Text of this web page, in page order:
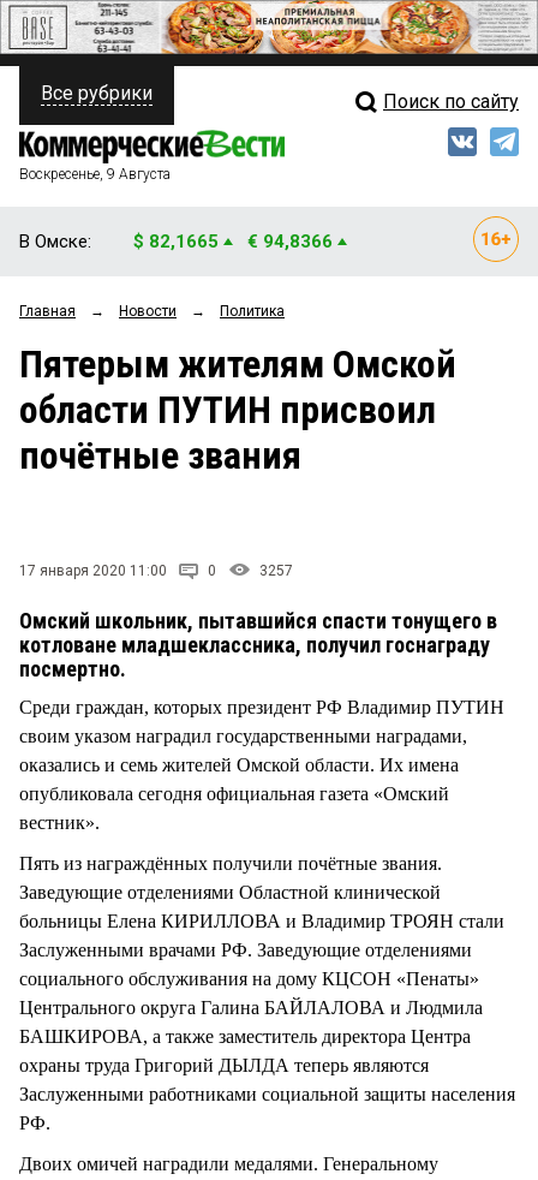
ПОЛИТИКА
ФИНАНСЫ
ОБЩЕСТВО
ЗАКОН
Свежий выпуск
Рейтинги
Блоги
Все рубрики Поиск по сайту
Воскресенье, 9 Августа
В Омске: $ 82,1665 € 94,8366
Главная → Новости → Политика
Пятерым жителям Омской
области ПУТИН присвоил
почётные звания
17 января 2020 11:00 0 3257
Омский школьник, пытавшийся спасти тонущего в
котловане младшеклассника, получил госнаграду
посмертно.
Среди граждан, которых президент РФ Владимир ПУТИН
своим указом наградил государственными наградами,
оказались и семь жителей Омской области. Их имена
опубликовала сегодня официальная газета «Омский
вестник».
Пять из награждённых получили почётные звания.
Заведующие отделениями Областной клинической
больницы Елена КИРИЛЛОВА и Владимир ТРОЯН стали
Заслуженными врачами РФ. Заведующие отделениями
социального обслуживания на дому КЦСОН «Пенаты»
Центрального округа Галина БАЙЛАЛОВА и Людмила
БАШКИРОВА, а также заместитель директора Центра
охраны труда Григорий ДЫЛДА теперь являются
Заслуженными работниками социальной защиты населения
РФ.
Двоих омичей наградили медалями. Генеральному